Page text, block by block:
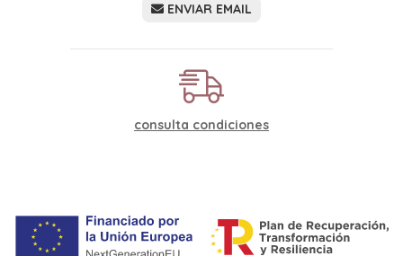
ENVIAR EMAIL
consulta condiciones